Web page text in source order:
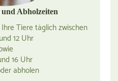
Abholzeiten
Tiere täglich zwischen
12 Uhr
16 Uhr
abholen